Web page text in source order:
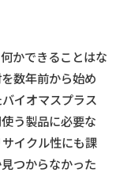
かできることはな
数年前から始め
イオマスプラス
う製品に必要な
イクル性にも課
つからなかった